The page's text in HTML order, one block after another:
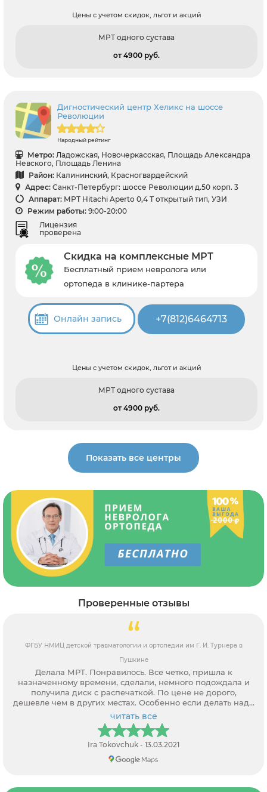
Цены с учетом скидок, льгот и акций
МРТ одного сустава
от 4900 pуб.
Дигностический центр Хеликс на шоссе
Революции
Народный рейтинг
Метро: Ладожская, Новочеркасская, Площадь Александра
Невского, Площадь Ленина
Район: Калининский, Красногвардейский
Адрес: Санкт-Петербург: шоссе Революции д.50 корп. 3
Аппарат: МРТ Hitachi Aperto 0,4 Т открытый тип, УЗИ
Режим работы: 9:00-20:00
Лицензия
проверена
Скидка на комплексные МРТ
Бесплатный прием невролога или
ортопеда в клинике-партера
Онлайн запись +7(812)6464713
Цены с учетом скидок, льгот и акций
МРТ одного сустава
от 4900 pуб.
Показать все центры
Проверенные отзывы
ФГБУ НМИЦ детской травматологии и ортопедии им Г. И. Турнера в
Пушкине
Делала МРТ. Понравилось. Все четко, пришла к
назначенному времени, сделали, немного подождала и
получила диск с распечаткой. По цене не дорого,
дешевле чем в других местах. Особенно если делать надо
2 сустава, как мне. Рекомендую.
читать все
Ira Tokovchuk - 13.03.2021